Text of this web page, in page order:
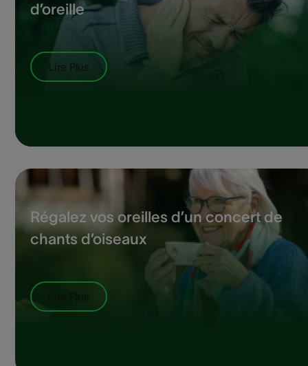
d’oreille
Lire Plus
Régalez vos oreilles d’un concert de
chants d’oiseaux
Lire Plus